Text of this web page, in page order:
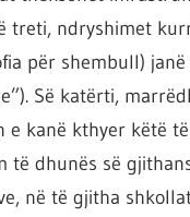
treti, ndryshimet
për shembull)
Së katërti,
e kanë kthyer këtë
të dhunës së
në të gjitha